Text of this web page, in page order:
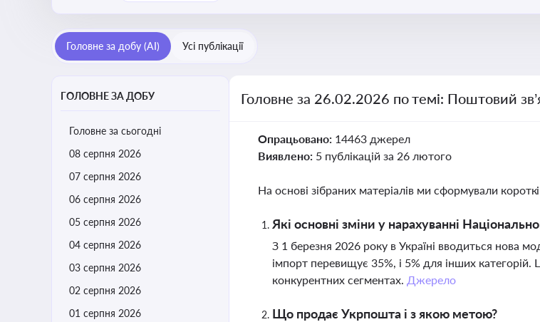
Головне за добу (AI) Усі публікації
ГОЛОВНЕ ЗА ДОБУ
Головне за сьогодні
08 серпня 2026
07 серпня 2026
06 серпня 2026
05 серпня 2026
04 серпня 2026
03 серпня 2026
02 серпня 2026
01 серпня 2026
Головне за 26.02.2026 по темі: Поштовий
Опрацьовано: 14463 джерел
Виявлено: 5 публікацій за 26 лютого
На основі зібраних матеріалів ми сформували
Які основні зміни у нарахуванні
З 1 березня 2026 року в Україні вводиться нова
імпорт перевищує 35%, і 5% для інших
конкурентних сегментах. Джерело
Що продає Укрпошта і з якою метою?